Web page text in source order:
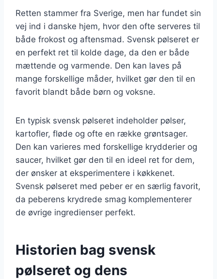
Retten stammer fra Sverige, men har fundet sin
vej ind i danske hjem, hvor den ofte serveres til
både frokost og aftensmad. Svensk pølseret er
en perfekt ret til kolde dage, da den er både
mættende og varmende. Den kan laves på
mange forskellige måder, hvilket gør den til en
favorit blandt både børn og voksne.
En typisk svensk pølseret indeholder pølser,
kartofler, fløde og ofte en række grøntsager.
Den kan varieres med forskellige krydderier og
saucer, hvilket gør den til en ideel ret for dem,
der ønsker at eksperimentere i køkkenet.
Svensk pølseret med peber er en særlig favorit,
da peberens krydrede smag komplementerer
de øvrige ingredienser perfekt.
Historien bag svensk
pølseret og dens